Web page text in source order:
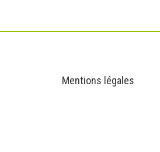
Mentions légales